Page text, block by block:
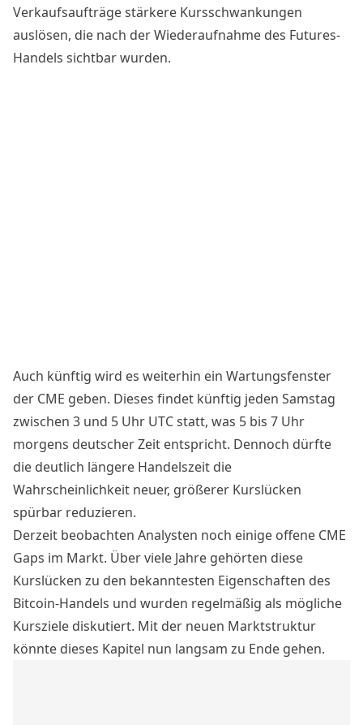
Verkaufsaufträge stärkere Kursschwankungen
auslösen, die nach der Wiederaufnahme des Futures-
Handels sichtbar wurden.
Auch künftig wird es weiterhin ein Wartungsfenster
der CME geben. Dieses findet künftig jeden Samstag
zwischen 3 und 5 Uhr UTC statt, was 5 bis 7 Uhr
morgens deutscher Zeit entspricht. Dennoch dürfte
die deutlich längere Handelszeit die
Wahrscheinlichkeit neuer, größerer Kurslücken
spürbar reduzieren.
Derzeit beobachten Analysten noch einige offene CME
Gaps im Markt. Über viele Jahre gehörten diese
Kurslücken zu den bekanntesten Eigenschaften des
Bitcoin-Handels und wurden regelmäßig als mögliche
Kursziele diskutiert. Mit der neuen Marktstruktur
könnte dieses Kapitel nun langsam zu Ende gehen.